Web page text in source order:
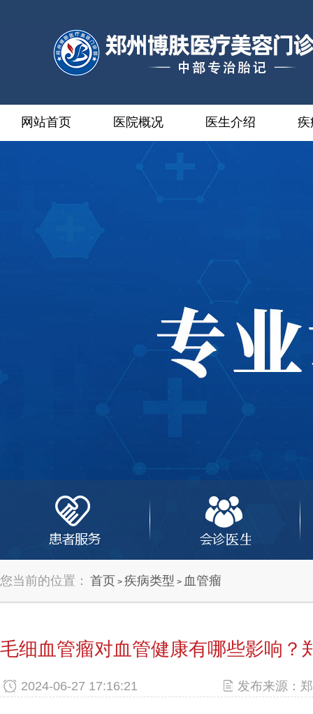
网站首页 医院概况 医生介绍 疾
您当前的位置： 首页 > 疾病类型 > 血管瘤
2024-06-27 17:16:21 发布来源：